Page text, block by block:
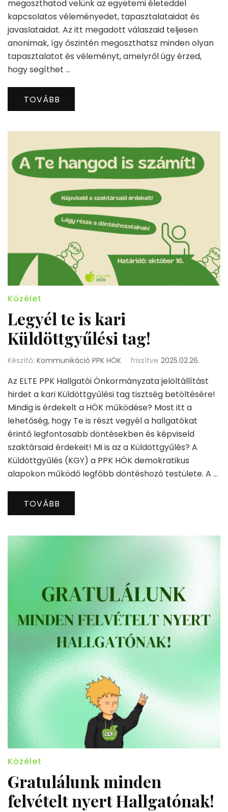
megoszthatod velünk az egyetemi életeddel
kapcsolatos véleményedet, tapasztalataidat és
javaslataidat. Az itt megadott válaszaid teljesen
anonimak, így őszintén megoszthatsz minden olyan
tapasztalatot és véleményt, amelyről úgy érzed,
hogy segíthet …
TOVÁBB
Közélet
Legyél te is kari
Küldöttgyűlési tag!
Készítő: Kommunikáció PPK HÖK frissítve 2025.02.26.
Az ELTE PPK Hallgatói Önkormányzata jelöltállítást
hirdet a kari Küldöttgyűlési tag tisztség betöltésére!
Mindig is érdekelt a HÖK működése? Most itt a
lehetőség, hogy Te is részt vegyél a hallgatókat
érintő legfontosabb döntésekben és képviseld
szaktársaid érdekeit! Mi is az a Küldöttgyűlés? A
Küldöttgyűlés (KGY) a PPK HÖK demokratikus
alapokon működő legfőbb döntéshozó testülete. A …
TOVÁBB
Közélet
Gratulálunk minden
felvételt nyert Hallgatónak!